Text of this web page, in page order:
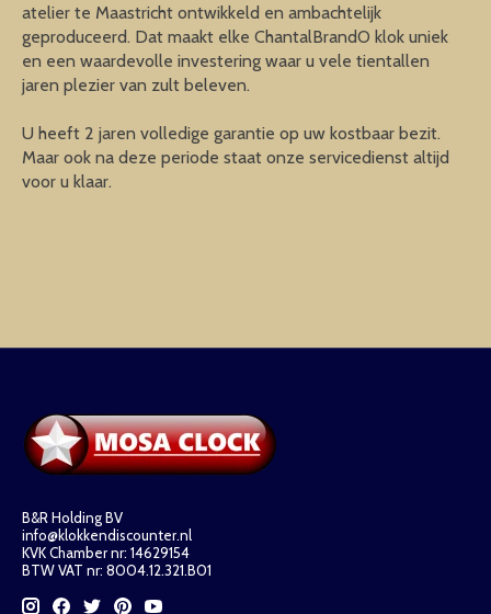
atelier te Maastricht ontwikkeld en ambachtelijk
geproduceerd. Dat maakt elke ChantalBrandO klok uniek
en een waardevolle investering waar u vele tientallen
jaren plezier van zult beleven.
U heeft 2 jaren volledige garantie op uw kostbaar bezit.
Maar ook na deze periode staat onze servicedienst altijd
voor u klaar.
B&R Holding BV
info@klokkendiscounter.nl
KVK Chamber nr: 14629154
BTW VAT nr: 8004.12.321.B01